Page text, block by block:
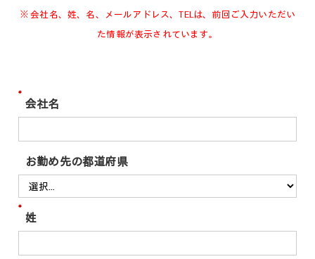
※ 会社名、姓、名、メールアドレス、TELは、前回ご入力いただい
た情報が表示されています。
*
会社名
お勤め先の都道府県
*
姓